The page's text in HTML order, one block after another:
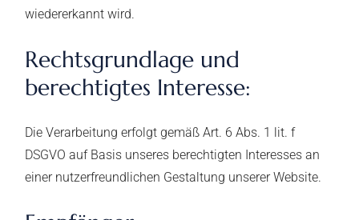
wiedererkannt wird.
Rechtsgrundlage und
berechtigtes Interesse:
Die Verarbeitung erfolgt gemäß Art. 6 Abs. 1 lit. f
DSGVO auf Basis unseres berechtigten Interesses an
einer nutzerfreundlichen Gestaltung unserer Website.